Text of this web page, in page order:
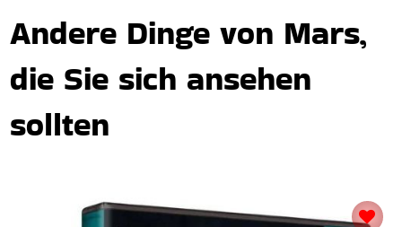
Andere Dinge von Mars,
die Sie sich ansehen
sollten